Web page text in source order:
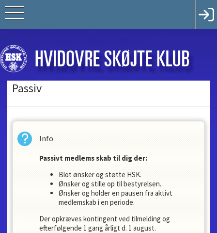
Passiv
Info
Passivt medlems skab til dig der:
Blot ønsker og støtte HSK.
Ønsker og stille op til bestyrelsen.
Ønsker og holder en pausen fra aktivt
medlemskab i en periode.
Der opkræves kontingent ved tilmelding og
efterfølgende 1 gang årligt d. 1 august.